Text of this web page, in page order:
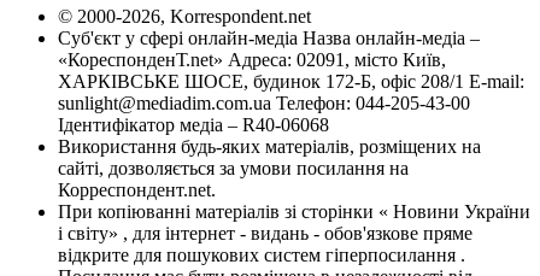
© 2000-2026, Korrespondent.net
Суб'єкт у сфері онлайн-медіа Назва онлайн-медіа –
«КореспонденТ.net» Адреса: 02091, місто Київ,
ХАРКІВСЬКЕ ШОСЕ, будинок 172-Б, офіс 208/1 E-mail:
sunlight@mediadim.com.ua Телефон: 044-205-43-00
Ідентифікатор медіа – R40-06068
Використання будь-яких матеріалів, розміщених на
сайті, дозволяється за умови посилання на
Корреспондент.net.
При копіюванні матеріалів зі сторінки « Новини України
і світу» , для інтернет - видань - обов'язкове пряме
відкрите для пошукових систем гіперпосилання .